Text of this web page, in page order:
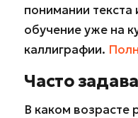
понимании
обучение уже на
каллиграфии.
Часто
В каком возрасте